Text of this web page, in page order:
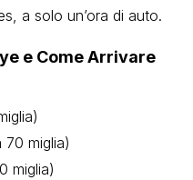
a solo un’ora di auto.
e Come Arrivare
70 miglia)
miglia)